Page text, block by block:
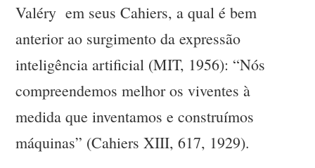
Valéry em seus Cahiers, a qual é bem
anterior ao surgimento da expressão
inteligência artificial (MIT, 1956): “Nós
compreendemos melhor os viventes à
medida que inventamos e construímos
máquinas” (Cahiers XIII, 617, 1929).